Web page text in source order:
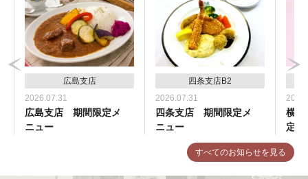
すべてのお知らせを見る
広島支店
2026.07.31
広島支店 期間限定メ
ニュー
四条支店B2
2026.07.31
四条支店 期間限定メ
ニュー
横
定メ